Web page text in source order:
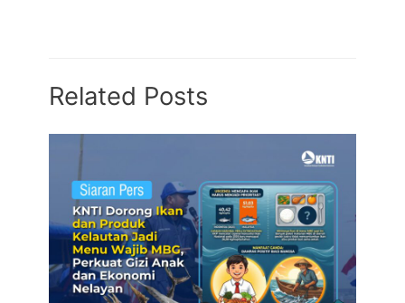
Related Posts